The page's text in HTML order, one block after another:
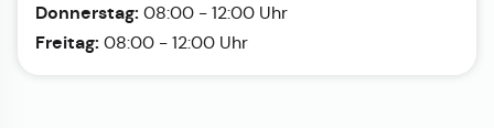
Donnerstag: 08:00 - 12:00 Uhr
Freitag: 08:00 - 12:00 Uhr